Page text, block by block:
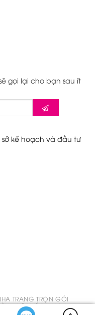
gọi lại cho bạn sau ít
sở kế hoạch và đầu tư
TRANG TRỌN GÓI
ĐẶT VÉ DU LỊCH